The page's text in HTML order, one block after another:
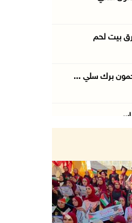
بيت لحم
برك سلي ...
معدلها ...
Previous